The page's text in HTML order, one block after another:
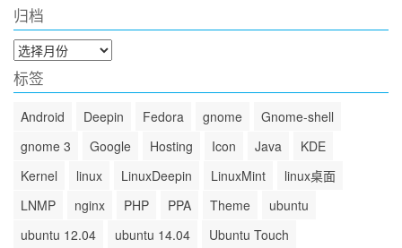
归档
归
档
标签
Android Deepin Fedora gnome
Gnome-shell
gnome 3
Google Hosting Icon Java
KDE
Kernel
linux LinuxDeepin LinuxMint
linux桌面
LNMP
nginx PHP PPA Theme
ubuntu
ubuntu 12.04
ubuntu 14.04
Ubuntu Touch